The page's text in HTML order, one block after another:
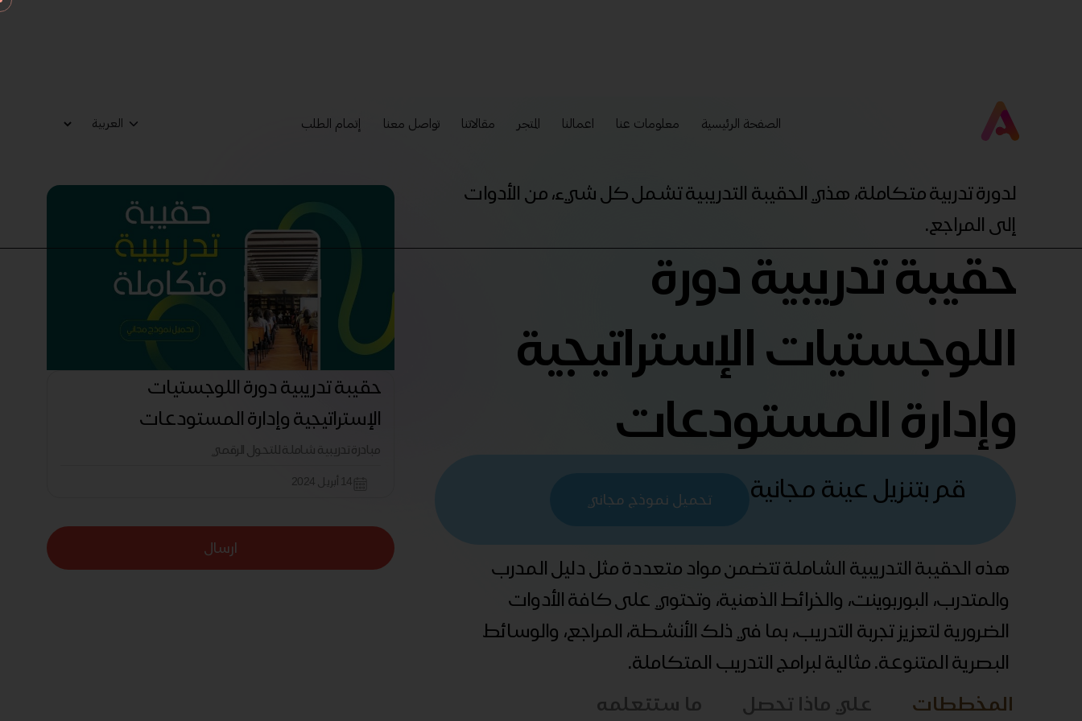
الصفحة الرئيسية معلومات عنا اعمالنا المتجر مقالاتنا تواصل معنا إتمام الطلب
لدورة تدربية متكاملة، هذي الحقيبة التدريبية تشمل كل شيء، من الأدوات
إلى المراجع.
حقيبة تدريبية دورة
اللوجستيات الإستراتيجية
وإدارة المستودعات
قم بتنزيل عينة مجانية تحميل نموذج مجاني
هذه الحقيبة التدريبية الشاملة تتضمن مواد متعددة مثل دليل المدرب
والمتدرب، البوربوينت، والخرائط الذهنية، وتحتوي على كافة الأدوات
الضرورية لتعزيز تجربة التدريب، بما في ذلك الأنشطة، المراجع، والوسائط
البصرية المتنوعة. مثالية لبرامج التدريب المتكاملة.
حقيبة تدريبية دورة اللوجستيات
الإستراتيجية وإدارة المستودعات
مبادرة تدريبية شاملة للتحول الرقمي
14 أبريل 2024
ارسال
المخططات علي ماذا تحصل ما ستتعلمه